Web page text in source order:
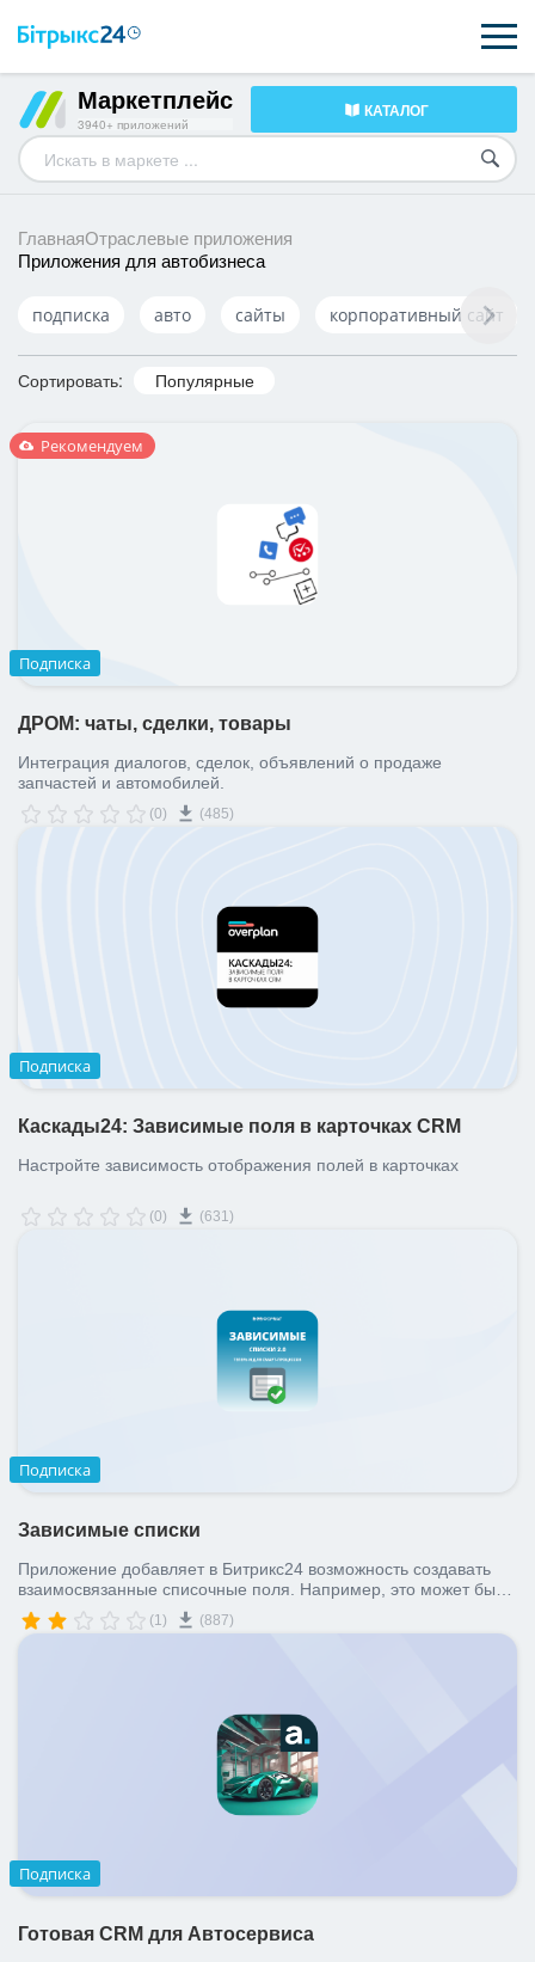
ВОЗМОЖНОСТИ
ЦЕНЫ
ИНТЕГРАЦИИ
ВХОД
ВХОД
Маркетплейс
3940+ приложений
КАТАЛОГ
ГлавнаяОтраслевые приложения
Приложения для автобизнеса
подписка авто сайты корпоративный сайт
Сортировать: Популярные
Рекомендуем
Подписка
ДРОМ: чаты, сделки, товары
Интеграция диалогов, сделок, объявлений о продаже
запчастей и автомобилей.
(0) (485)
Подписка
Каскады24: Зависимые поля в карточках CRM
Настройте зависимость отображения полей в карточках
(0) (631)
Подписка
Зависимые списки
Приложение добавляет в Битрикс24 возможность создавать
взаимосвязанные списочные поля. Например, это может быть
производитель – модель, или марка – модель. Создание таких
полей доступно во всех сущностях CRM: лиды, сделки,
коробочной версии Битрикс24.
(1) (887)
Подписка
Готовая CRM для Автосервиса